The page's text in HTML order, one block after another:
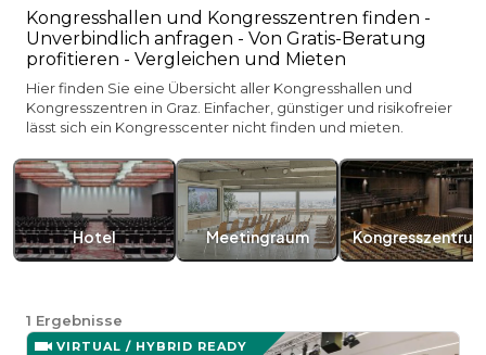
Kongresshallen und Kongresszentren finden -
Unverbindlich anfragen - Von Gratis-Beratung
profitieren - Vergleichen und Mieten
Hier finden Sie eine Übersicht aller Kongresshallen und
Kongresszentren in Graz. Einfacher, günstiger und risikofreier
lässt sich ein Kongresscenter nicht finden und mieten.
Hotel Meetingraum Kongresszentrum
1 Ergebnisse
VIRTUAL / HYBRID READY